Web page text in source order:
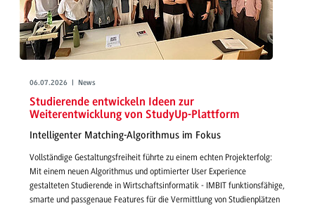
06.07.2026 | News
Studierende entwickeln Ideen zur
Weiterentwicklung von StudyUp-Plattform
Intelligenter Matching-Algorithmus im Fokus
Vollständige Gestaltungsfreiheit führte zu einem echten Projekterfolg:
Mit einem neuen Algorithmus und optimierter User Experience
gestalteten Studierende in Wirtschaftsinformatik - IMBIT funktionsfähige,
smarte und passgenaue Features für die Vermittlung von Studienplätzen